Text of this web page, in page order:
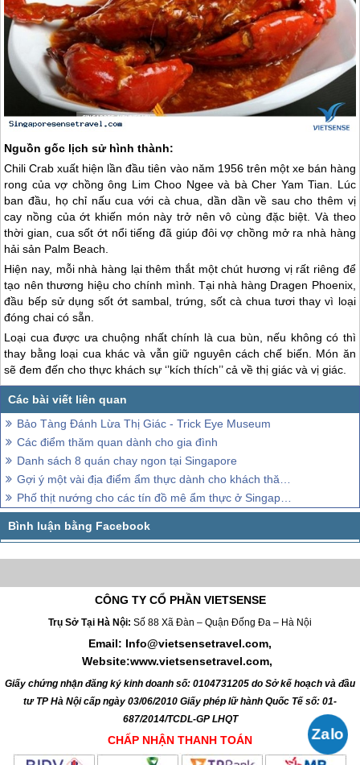
Nguồn gốc lịch sử hình thành:
Chili Crab xuất hiện lần đầu tiên vào năm 1956 trên một xe bán hàng
rong của vợ chồng ông Lim Choo Ngee và bà Cher Yam Tian. Lúc
ban đầu, họ chỉ nấu cua với cà chua, dần dần về sau cho thêm vị
cay nồng của ớt khiến món này trở nên vô cùng đặc biệt. Và theo
thời gian, cua sốt ớt nổi tiếng đã giúp đôi vợ chồng mở ra nhà hàng
hải sản Palm Beach.
Hiện nay, mỗi nhà hàng lại thêm thắt một chút hương vị rất riêng để
tạo nên thương hiệu cho chính mình. Tại nhà hàng Dragen Phoenix,
đầu bếp sử dụng sốt ớt sambal, trứng, sốt cà chua tươi thay vì loại
đóng chai có sẵn.
Loại cua được ưa chuộng nhất chính là cua bùn, nếu không có thì
thay bằng loại cua khác và vẫn giữ nguyên cách chế biến. Món ăn
sẽ đem đến cho thực khách sự ‘’kích thích’’ cả về thị giác và vị giác.
Bảo Tàng Đánh Lừa Thị Giác - Trick Eye Museum
Các điểm thăm quan dành cho gia đình
Danh sách 8 quán chay ngon tại Singapore
Gợi ý một vài địa điểm ẩm thực dành cho khách thăm quan đến Singapore
Phố thịt nướng cho các tín đồ mê ẩm thực ở Singapore
CÔNG TY CỔ PHẦN VIETSENSE
Trụ Sở Tại Hà Nội: Số 88 Xã Đàn – Quận Đống Đa – Hà Nội
Email: Info@vietsensetravel.com,
Website:www.vietsensetravel.com,
Giấy chứng nhận đăng ký kinh doanh số: 0104731205 do Sở kế hoạch và đầu
tư TP Hà Nội cấp ngày 03/06/2010 Giấy phép lữ hành Quốc Tế số: 01-
687/2014/TCDL-GP LHQT
CHẤP NHẬN THANH TOÁN